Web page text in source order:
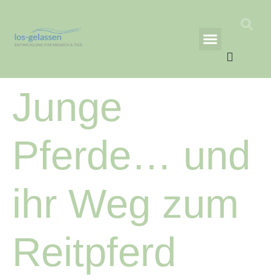
Junge
Pferde… und
ihr Weg zum
Reitpferd